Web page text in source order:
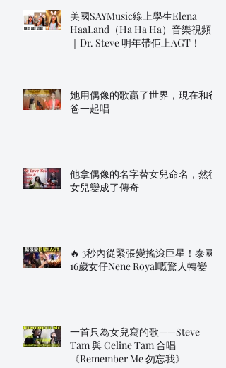
美國SAYMusic線上學生Elena
HaaLand（Ha Ha Ha）音樂視頻
｜Dr. Steve 明年帶佢上AGT！
她用偶像的歌贏了世界，現在和爸
爸一起唱
他拿偶像的名字替女兒命名，然後
女兒變成了傳奇
🔥 3秒內從緊張變搖滾巨星！泰國
16歲女仔Nene Royal嘅驚人轉變
一首只為女兒寫的歌——Steve
Tam 與 Celine Tam 合唱
《Remember Me 勿忘我》